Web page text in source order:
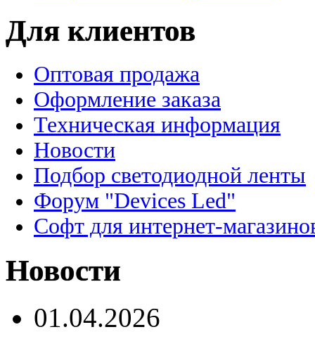
Для клиентов
Оптовая продажа
Оформление заказа
Техническая информация
Новости
Подбор светодиодной ленты
Форум "Devices Led"
Софт для интернет-
Новости
01.04.2026